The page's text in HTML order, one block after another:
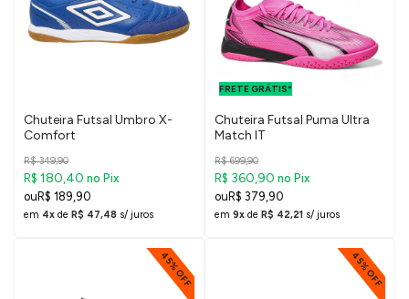
Chuteira Futsal Umbro X-
Comfort
R$ 349,90
R$ 180,40 no Pix
R$ 189,90
em 4x de R$ 47,48 s/ juros
FRETE GRÁTIS*
FRETE GRÁTIS
Chuteira Futsal Puma Ultra
Match IT
R$ 699,90
R$ 360,90 no Pix
R$ 379,90
em 9x de R$ 42,21 s/ juros
45% OFF 45% OFF